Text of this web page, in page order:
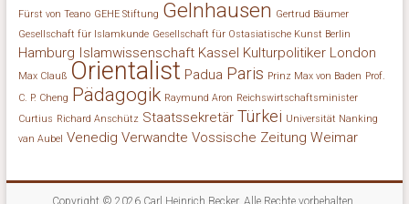
Fürst von Teano GEHE Stiftung Gelnhausen Gertrud Bäumer
Gesellschaft für Islamkunde Gesellschaft für Ostasiatische Kunst Berlin
Hamburg Islamwissenschaft Kassel Kulturpolitiker London
Max Clauß Orientalist Padua Paris Prinz Max von Baden Prof.
C. P. Cheng Pädagogik Raymund Aron Reichswirtschaftsminister
Curtius Richard Anschütz Staatssekretär Türkei Universität Nanking
van Aubel Venedig Verwandte Vossische Zeitung Weimar